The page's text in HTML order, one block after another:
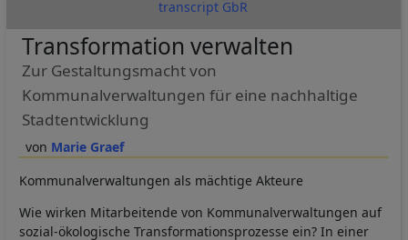
transcript GbR
Marie Graef
Transformation verwalten
Zur Gestaltungsmacht von
Kommunalverwaltungen für eine nachhaltige
Stadtentwicklung
Kommunalverwaltungen als mächtige Akteure
Wie wirken Mitarbeitende von Kommunalverwaltungen auf
sozial-ökologische Transformationsprozesse ein? In einer